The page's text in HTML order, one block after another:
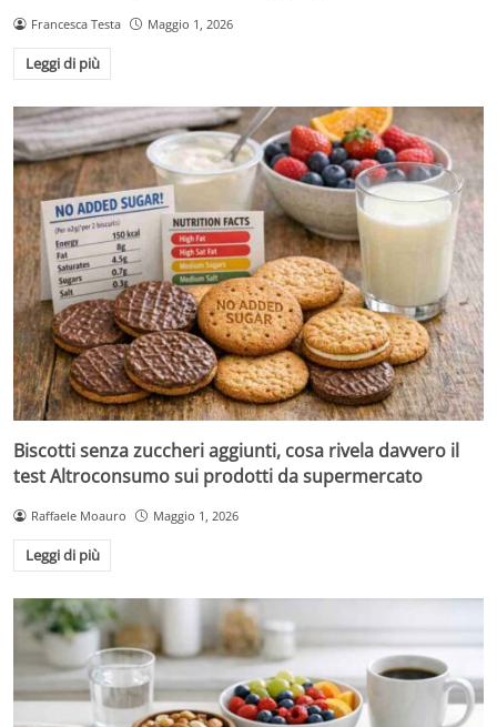
Francesca Testa Maggio 1, 2026
Leggi di più
Biscotti senza zuccheri aggiunti, cosa rivela davvero il
test Altroconsumo sui prodotti da supermercato
Raffaele Moauro Maggio 1, 2026
Leggi di più